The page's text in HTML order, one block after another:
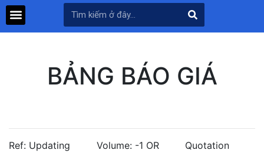
BẢNG BÁO GIÁ
Ref: Updating
Volume: -1 OR
Quotation